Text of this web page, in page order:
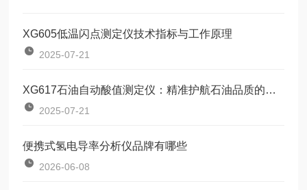
XG605低温闪点测定仪技术指标与工作原理
2025-07-21
XG617石油自动酸值测定仪：精准护航石油品质的设备
2025-07-21
便携式氢电导率分析仪品牌有哪些
2026-06-08